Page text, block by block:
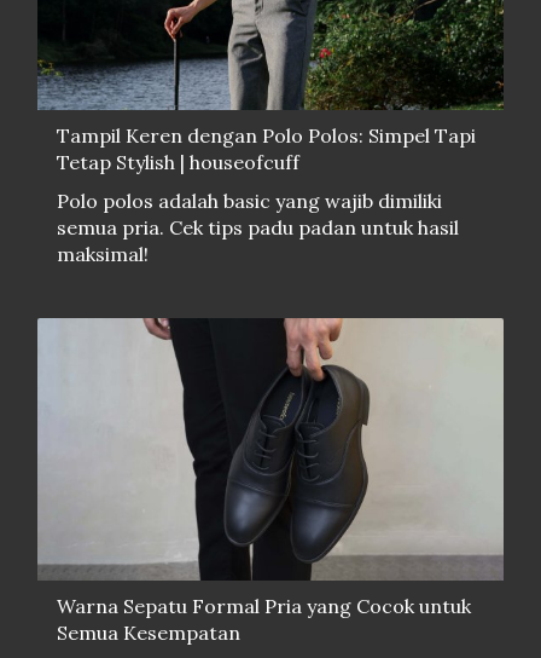
Tampil Keren dengan Polo Polos: Simpel Tapi
Tetap Stylish | houseofcuff
Polo polos adalah basic yang wajib dimiliki
semua pria. Cek tips padu padan untuk hasil
maksimal!
Warna Sepatu Formal Pria yang Cocok untuk
Semua Kesempatan